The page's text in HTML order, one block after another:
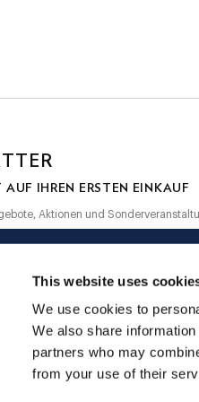
This website uses
We use cookies to
We also share
partners who may
from your use of their
IHREN ERSTEN EINKAUF
Aktionen und